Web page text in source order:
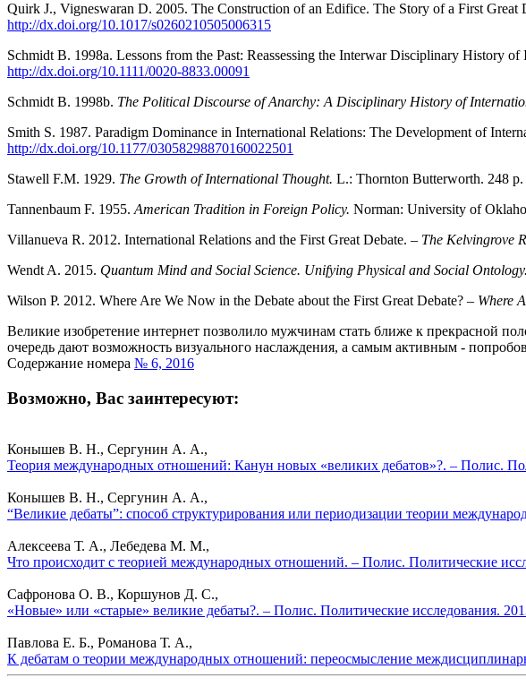
Quirk J., Vigneswaran D. 2005. The Construction of an Edifice. The Story of a First Great
http://dx.doi.org/10.1017/s0260210505006315
Schmidt B. 1998a. Lessons from the Past: Reassessing the Interwar Disciplinary History of
http://dx.doi.org/10.1111/0020‑8833.00091
Schmidt B. 1998b. The Political Discourse of Anarchy: A Disciplinary History of
Smith S. 1987. Paradigm Dominance in International Relations: The Development of
http://dx.doi.org/10.1177/03058298870160022501
Stawell F.M. 1929. The Growth of International Thought. L.: Thornton Butterworth. 248 p.
Tannenbaum F. 1955. American Tradition in Foreign Policy. Norman: University of
Villanueva R. 2012. International Relations and the First Great Debate. – The Kelvingrove
Wendt A. 2015. Quantum Mind and Social Science. Unifying Physical and Social Ontology.
Wilson P. 2012. Where Are We Now in the Debate about the First Great Debate? – Where
Великие изобретение интернет позволило мужчинам стать ближе к прекрасной
очередь дают возможность визуального наслаждения, а самым активным -
Содержание номера № 6, 2016
Возможно, Вас заинтересуют:
Конышев В. Н., Сергунин А. А.,
Теория международных отношений: Канун новых «великих дебатов»?. – Полис.
Конышев В. Н., Сергунин А. А.,
“Великие дебаты”: способ структурирования или периодизации теории
Алексеева Т. А., Лебедева М. М.,
Что происходит с теорией международных отношений. – Полис. Политические
Сафронова О. В., Коршунов Д. С.,
«Новые» или «старые» великие дебаты?. – Полис. Политические исследования.
Павлова Е. Б., Романова Т. А.,
К дебатам о теории международных отношений: переосмысление